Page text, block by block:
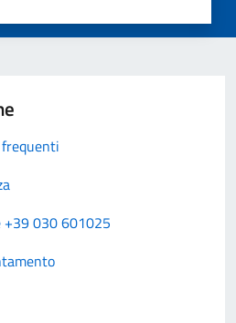
+39 030 601025